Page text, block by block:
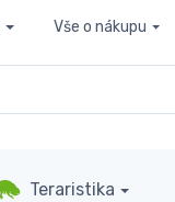
Vše o nákupu
Teraristika